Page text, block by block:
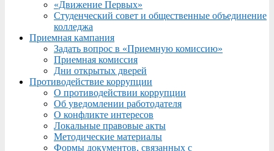
«Движение Первых»
Студенческий совет и общественные объединение
колледжа
Приемная кампания
Задать вопрос в «Приемную комиссию»
Приемная комиссия
Дни открытых дверей
Противодействие коррупции
О противодействии коррупции
Об уведомлении работодателя
О конфликте интересов
Локальные правовые акты
Методические материалы
Формы документов, связанных с